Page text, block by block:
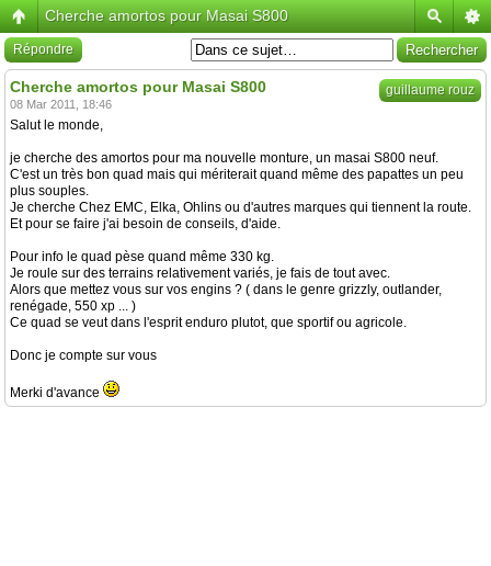
Cherche amortos pour Masai S800
Répondre
guillaume rouz
Cherche amortos pour Masai S800
08 Mar 2011, 18:46
Salut le monde,
je cherche des amortos pour ma nouvelle monture, un masai S800 neuf.
C'est un très bon quad mais qui mériterait quand même des papattes un peu
plus souples.
Je cherche Chez EMC, Elka, Ohlins ou d'autres marques qui tiennent la route.
Et pour se faire j'ai besoin de conseils, d'aide.
Pour info le quad pèse quand même 330 kg.
Je roule sur des terrains relativement variés, je fais de tout avec.
Alors que mettez vous sur vos engins ? ( dans le genre grizzly, outlander,
renégade, 550 xp ... )
Ce quad se veut dans l'esprit enduro plutot, que sportif ou agricole.
Donc je compte sur vous
Merki d'avance